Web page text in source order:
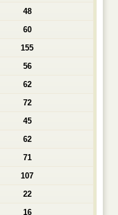
48
60
155
56
62
72
45
62
71
107
22
16